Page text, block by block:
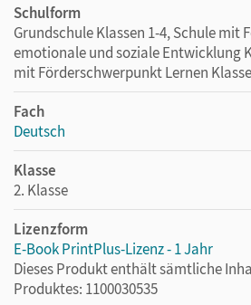
Schulform
Grundschule Klassen 1-4, Schule mit
emotionale und soziale Entwicklung
mit Förderschwerpunkt Lernen
Fach
Deutsch
Klasse
2. Klasse
Lizenzform
E-Book PrintPlus-Lizenz - 1 Jahr
Dieses Produkt enthält sämtliche
Produktes: 1100030535